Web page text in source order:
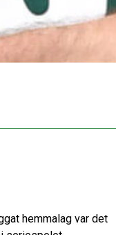
hemmalag var det